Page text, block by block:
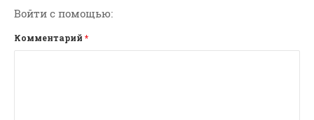
Цитата
Войти с помощью:
Комментарий *